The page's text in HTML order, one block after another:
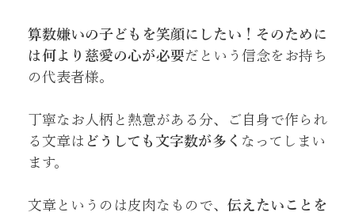
算数嫌いの子どもを笑顔にしたい！そのために
は何より慈愛の心が必要だという信念をお持ち
の代表者様。
丁寧なお人柄と熱意がある分、ご自身で作られ
る文章は どうしても文字数が多く なってしまい
ます。
文章というのは皮肉なもので、 伝えたいことを